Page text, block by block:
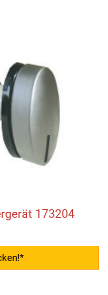
173204